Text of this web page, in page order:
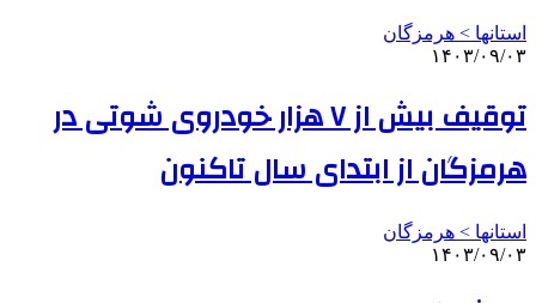
استانها > هرمزگان
۱۴۰۳/۰۹/۰۳
توقیف بیش از ۷ هزار خودروی شوتی در
هرمزگان از ابتدای سال تاکنون
استانها > هرمزگان
۱۴۰۳/۰۹/۰۳